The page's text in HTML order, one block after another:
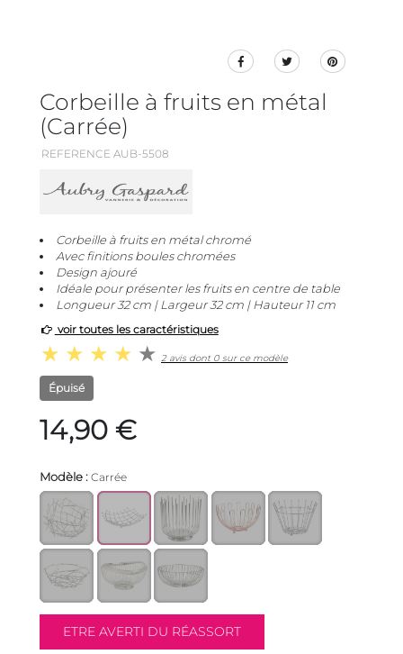
Corbeille à fruits en métal
(Carrée)
REFERENCE AUB-5508
Corbeille à fruits en métal chromé
Avec finitions boules chromées
Design ajouré
Idéale pour présenter les fruits en centre de table
Longueur 32 cm | Largeur 32 cm | Hauteur 11 cm
voir toutes les caractéristiques
2 avis dont 0 sur ce modèle
Épuisé
14,90 €
Modèle : Carrée